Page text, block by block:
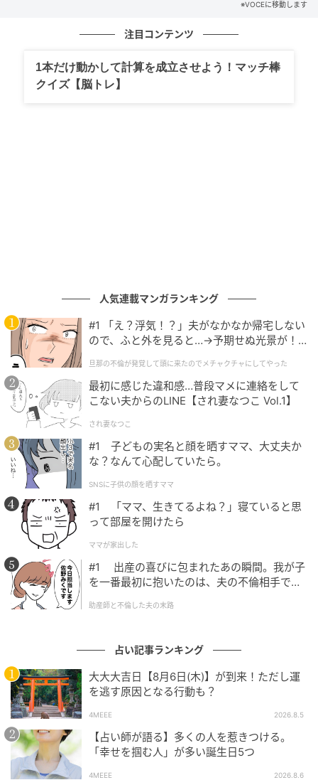
天秤座さんの2026年上半期の運勢をチェック！
【蠍座】
も仕事も自然に前進するでしょう。
射手座さんの2026年上半期の運勢をチェック！
【山羊座】
歩いてきた道を一度ふり返ってみましょう。あなたの
努力を写真や言葉で残すと、あなたの中で、自信が湧
き上がってきます。
山羊座さんの2026年上半期の運勢をチェック！
【水瓶座】
人との関わり方を見直すとき。グループLINEやコミュ
ニティでは、「返信は夜にまとめてします」など、あ
なたのペースを快適に保つことを重視してみて。
水瓶座さんの2026年上半期の運勢をチェック！
「小さな発表」が開運のポイント。SNSにあなたがや
っていることや、取り組んでいることを投稿したり、
コンテストに応募してみると、次のチャンスを呼び込
みそう。
魚座さんの2026年上半期の運勢をチェック！
※VOCEに移動します
注目コンテンツ
1本だけ動かして計算を成立させよう！マッチ棒
クイズ【脳トレ】
人気連載マンガランキング
#1 「え？浮気！？」夫がなかなか帰宅しない
ので、ふと外を見ると…→予期せぬ光景が！
クチャにしてやった
旦那の不倫が発覚して頭に来たのでメチャクチャにしてやった
最初に感じた違和感…普段マメに連絡をして
こない夫からのLINE【され妻なつこ Vol.1】
され妻なつこ
#1 子どもの実名と顔を晒すママ、大丈夫か
な？なんて心配していたら。
SNSに子供の顔を晒すママ
#1 「ママ、生きてるよね？」寝ていると思
って部屋を開けたら
ママが家出した
#1 出産の喜びに包まれたあの瞬間。我が子
を一番最初に抱いたのは、夫の不倫相手でし
助産師と不倫した夫の末路
占い記事ランキング
大大大吉日【8月6日(木)】が到来！ただし運
を逃す原因となる行動も？
4MEEE 2026.8.5
【占い師が語る】多くの人を惹きつける。
「幸せを掴む人」が多い誕生日5つ
4MEEE 2026.8.6